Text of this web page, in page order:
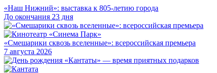
«Наш Нижний»: выставка к 805-летию города
До окончания 23 дня
«Смешарики сквозь вселенные»: всероссийская премьера
7 августа 2026